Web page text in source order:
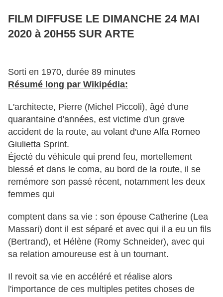
FILM DIFFUSE LE DIMANCHE 24 MAI
2020 à 20H55 SUR ARTE
Sorti en 1970, durée 89 minutes
Résumé long par Wikipédia:
L'architecte, Pierre (Michel Piccoli), âgé d'une
quarantaine d'années, est victime d'un grave
accident de la route, au volant d'une Alfa Romeo
Giulietta Sprint.
Éjecté du véhicule qui prend feu, mortellement
blessé et dans le coma, au bord de la route, il se
remémore son passé récent, notamment les deux
femmes qui
comptent dans sa vie : son épouse Catherine (Lea
Massari) dont il est séparé et avec qui il a eu un fils
(Bertrand), et Hélène (Romy Schneider), avec qui
sa relation amoureuse est à un tournant.
Il revoit sa vie en accéléré et réalise alors
l'importance de ces multiples petites choses de